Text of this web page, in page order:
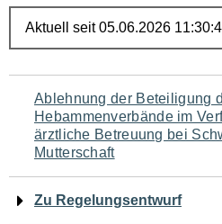
Navigation
für
den
Seiteninhalt
Ablehnung der Beteiligung
Hebammenverbände im
ärztliche Betreuung bei
Mutterschaft
Zu Regelungsentwurf